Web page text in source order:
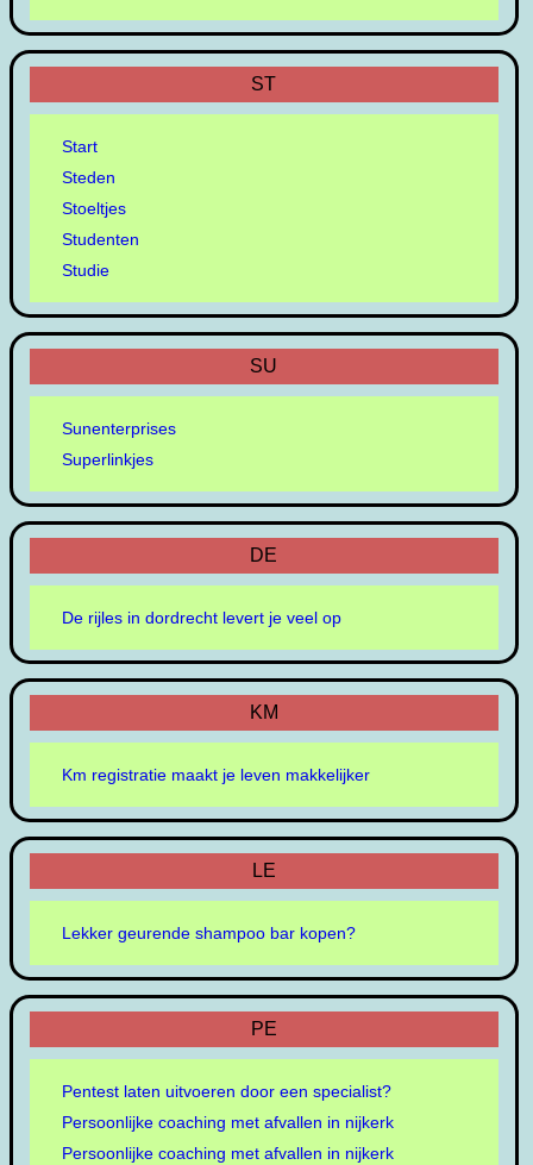
ST
Start
Steden
Stoeltjes
Studenten
Studie
SU
Sunenterprises
Superlinkjes
DE
De rijles in dordrecht levert je veel op
KM
Km registratie maakt je leven makkelijker
LE
Lekker geurende shampoo bar kopen?
PE
Pentest laten uitvoeren door een specialist?
Persoonlijke coaching met afvallen in nijkerk
Persoonlijke coaching met afvallen in nijkerk